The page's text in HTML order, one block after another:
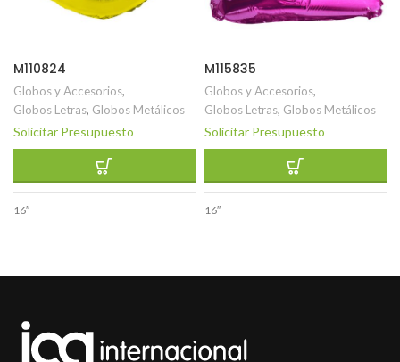
M110824
Globos y Accesorios,
Globos Letras, Globos Metálicos
Solicitar Presupuesto
16″
M115835
Globos y Accesorios,
Globos Letras, Globos Metálicos
Solicitar Presupuesto
16″